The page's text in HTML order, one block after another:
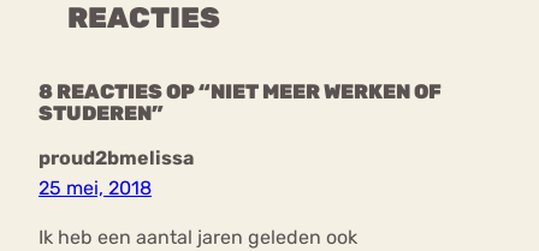
REACTIES
8 REACTIES OP “NIET MEER WERKEN OF
STUDEREN”
proud2bmelissa
25 mei, 2018
Ik heb een aantal jaren geleden ook